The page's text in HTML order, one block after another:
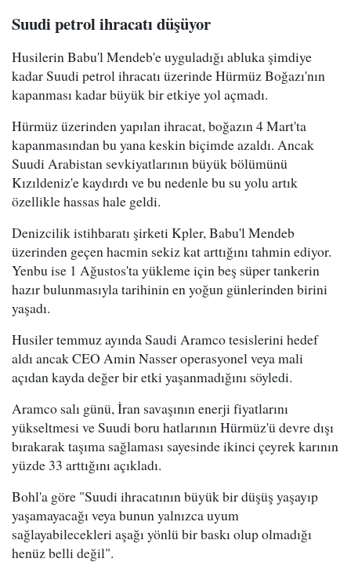
Suudi petrol ihracatı düşüyor
Husilerin Babu'l Mendeb'e uyguladığı abluka şimdiye
kadar Suudi petrol ihracatı üzerinde Hürmüz Boğazı'nın
kapanması kadar büyük bir etkiye yol açmadı.
Hürmüz üzerinden yapılan ihracat, boğazın 4 Mart'ta
kapanmasından bu yana keskin biçimde azaldı. Ancak
Suudi Arabistan sevkiyatlarının büyük bölümünü
Kızıldeniz'e kaydırdı ve bu nedenle bu su yolu artık
özellikle hassas hale geldi.
Denizcilik istihbaratı şirketi Kpler, Babu'l Mendeb
üzerinden geçen hacmin sekiz kat arttığını tahmin ediyor.
Yenbu ise 1 Ağustos'ta yükleme için beş süper tankerin
hazır bulunmasıyla tarihinin en yoğun günlerinden birini
yaşadı.
Husiler temmuz ayında Saudi Aramco tesislerini hedef
aldı ancak CEO Amin Nasser operasyonel veya mali
açıdan kayda değer bir etki yaşanmadığını söyledi.
Aramco salı günü, İran savaşının enerji fiyatlarını
yükseltmesi ve Suudi boru hatlarının Hürmüz'ü devre dışı
bırakarak taşıma sağlaması sayesinde ikinci çeyrek karının
yüzde 33 arttığını açıkladı.
Bohl'a göre "Suudi ihracatının büyük bir düşüş yaşayıp
yaşamayacağı veya bunun yalnızca uyum
sağlayabilecekleri aşağı yönlü bir baskı olup olmadığı
henüz belli değil".